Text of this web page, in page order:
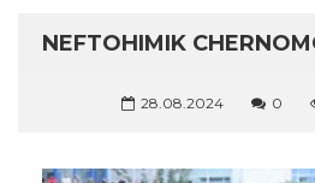
NEFTOHIMIK
28.08.2024 0